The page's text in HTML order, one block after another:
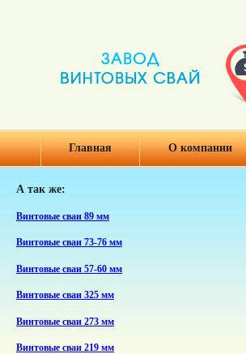
Главная О компании
А так же:
Винтовые сваи 89 мм
Винтовые сваи 73-76 мм
Винтовые сваи 57-60 мм
Винтовые сваи 325 мм
Винтовые сваи 273 мм
Винтовые сваи 219 мм